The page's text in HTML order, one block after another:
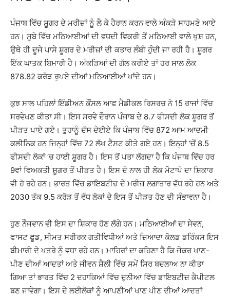
ਪੰਜਾਬ ਵਿੱਚ ਸ਼ੂਗਰ ਦੇ ਮਰੀਜ਼ਾਂ ਨੂੰ ਲੈ ਕੇ ਹੈਰਾਨ ਕਰਨ ਵਾਲੇ ਅੰਕੜੇ ਸਾਹਮਣੇ ਆਏ
ਹਨ। ਸੂਬੇ ਵਿੱਚ ਮਠਿਆਈਆਂ ਦੀ ਵਧਦੀ ਵਿਕਰੀ ਤੋਂ ਮਠਿਆਈ ਵਾਲੇ ਖੁਸ਼ ਹਨ,
ਉਥੇ ਹੀ ਦੂਜੇ ਪਾਸੇ ਸ਼ੂਗਰ ਦੇ ਮਰੀਜ਼ਾਂ ਦੀ ਕਤਾਰ ਲੰਬੀ ਹੁੰਦੀ ਜਾ ਰਹੀ ਹੈ। ਸ਼ੂਗਰ
ਇੱਕ ਘਾਤਕ ਬਿਮਾਰੀ ਹੈ। ਅੰਕੜਿਆਂ ਦੀ ਗੱਲ ਕਰੀਏ ਤਾਂ ਹਰ ਸਾਲ ਲੋਕ
878.82 ਕਰੋੜ ਰੁਪਏ ਦੀਆਂ ਮਠਿਆਈਆਂ ਖਾਂਦੇ ਹਨ।
ਕੁਝ ਸਾਲ ਪਹਿਲਾਂ ਇੰਡੀਅਨ ਕੌਂਸਲ ਆਫ ਮੈਡੀਕਲ ਰਿਸਰਚ ਨੇ 15 ਰਾਜਾਂ ਵਿੱਚ
ਸਰਵੇਖਣ ਕੀਤਾ ਸੀ। ਇਸ ਸਰਵੇ ਦੌਰਾਨ ਪੰਜਾਬ ਦੇ 8.7 ਫੀਸਦੀ ਲੋਕ ਸ਼ੂਗਰ ਤੋਂ
ਪੀੜਤ ਪਾਏ ਗਏ। ਤੁਹਾਨੂੰ ਦੱਸ ਦੇਈਏ ਕਿ ਪੰਜਾਬ ਵਿੱਚ 872 ਆਮ ਆਦਮੀ
ਕਲੀਨਿਕ ਹਨ ਜਿਨ੍ਹਾਂ ਵਿੱਚ 72 ਲੱਖ ਟੈਸਟ ਕੀਤੇ ਗਏ ਹਨ। ਇਨ੍ਹਾਂ ‘ਚੋਂ 8.5
ਫੀਸਦੀ ਲੋਕਾਂ ‘ਚ ਹਾਈ ਸ਼ੂਗਰ ਹੈ। ਇਸ ਤੋਂ ਪਤਾ ਲੱਗਦਾ ਹੈ ਕਿ ਪੰਜਾਬ ਵਿੱਚ ਹਰ
9ਵਾਂ ਵਿਅਕਤੀ ਸ਼ੂਗਰ ਤੋਂ ਪੀੜਤ ਹੈ। ਇਸ ਦੇ ਨਾਲ ਹੀ ਲੋਕ ਮੋਟਾਪੇ ਦਾ ਸ਼ਿਕਾਰ
ਵੀ ਹੋ ਰਹੇ ਹਨ। ਭਾਰਤ ਵਿੱਚ ਡਾਇਬਟੀਜ਼ ਦੇ ਮਰੀਜ਼ ਲਗਾਤਾਰ ਵੱਧ ਰਹੇ ਹਨ ਅਤੇ
2030 ਤੱਕ 9.5 ਕਰੋੜ ਤੋਂ ਵੱਧ ਲੋਕਾਂ ਦੇ ਇਸ ਤੋਂ ਪੀੜਤ ਹੋਣ ਦੀ ਸੰਭਾਵਨਾ ਹੈ।
ਹੁਣ ਨੌਜਵਾਨ ਵੀ ਇਸ ਦਾ ਸ਼ਿਕਾਰ ਹੋਣ ਲੱਗੇ ਹਨ। ਮਠਿਆਈਆਂ ਦਾ ਸੇਵਨ,
ਫਾਸਟ ਫੂਡ, ਸੀਮਤ ਸਰੀਰਕ ਗਤੀਵਿਧੀਆਂ ਅਤੇ ਜ਼ਿਆਦਾ ਕੋਲਡ ਡਰਿੰਕਸ ਇਸ
ਬੀਮਾਰੀ ਦੇ ਖਤਰੇ ਨੂੰ ਵਧਾ ਰਹੇ ਹਨ। ਮਾਹਿਰਾਂ ਦਾ ਕਹਿਣਾ ਹੈ ਕਿ ਜੇਕਰ ਖਾਣ-
ਪੀਣ ਦੀਆਂ ਆਦਤਾਂ ਅਤੇ ਜੀਵਨ ਸ਼ੈਲੀ ਵਿੱਚ ਸਮੇਂ ਸਿਰ ਬਦਲਾਅ ਨਾ ਕੀਤਾ
ਗਿਆ ਤਾਂ ਭਾਰਤ ਵਿੱਚ 2 ਦਹਾਕਿਆਂ ਵਿੱਚ ਦੁਨੀਆ ਵਿੱਚ ਡਾਇਬਟੀਜ਼ ਕੈਪੀਟਲ
ਬਣ ਜਾਵੇਗਾ। ਇਸ ਦੇ ਲਈਲੋਕਾਂ ਨੂੰ ਆਪਣੀਆਂ ਖਾਣ ਪੀਣ ਦੀਆਂ ਆਦਤਾਂ